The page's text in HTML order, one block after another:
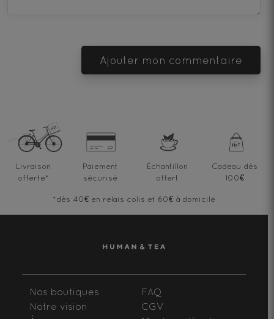
Ajouter mon commentaire
Livraison
offerte*
Paiement
sécurisé
Échantillon
offert
Cadeau dès
100€
*dès 40€ en relais colis et 60€ à domicile
Nos boutiques
Notre vision
FAQ
CGV